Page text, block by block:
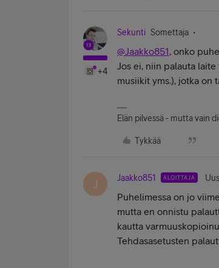
+4
Sekunti Somettaja
@Jaakko851, onko
Jos ei, niin palauta
musiikit yms.), jotka on
Elän pilvessä - mutta vain
Tykkää
J Jaakko851 ALOITTAJA
Puhelimessa on jo
mutta en onnistu
kautta
Tehdasasetusten